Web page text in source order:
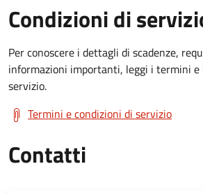
Condizioni di
Per conoscere i dettagli di scadenze,
informazioni importanti, leggi i termini e
servizio.
Termini e condizioni di servizio
Contatti